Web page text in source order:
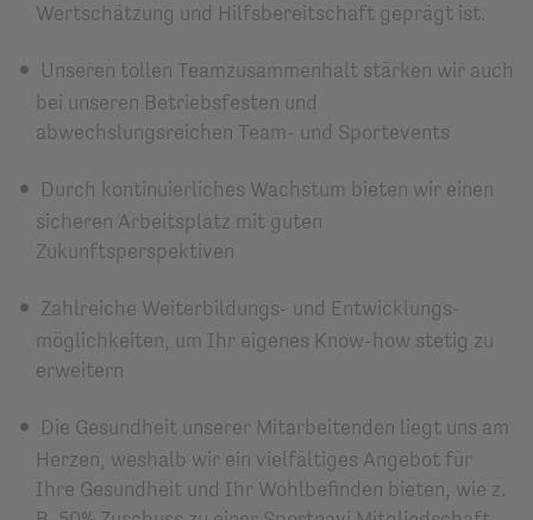
Wertschätzung und Hilfsbereitschaft geprägt ist.
Unseren tollen Teamzusammenhalt stärken wir auch
bei unseren Betriebsfesten und
abwechslungsreichen Team- und Sportevents
Durch kontinuierliches Wachstum bieten wir einen
sicheren Arbeitsplatz mit guten
Zukunftsperspektiven
Zahlreiche Weiterbildungs- und Entwicklungs­
möglichkeiten, um Ihr eigenes Know-how stetig zu
erweitern
Die Gesundheit unserer Mitarbeitenden liegt uns am
Herzen, weshalb wir ein vielfältiges Angebot für
Ihre Gesundheit und Ihr Wohlbefinden bieten, wie z.